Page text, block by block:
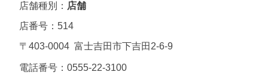
店舗種別： 店舗
店番号：514
〒403-0004 富士吉田市下吉田2-6-9
電話番号： 0555-22-3100